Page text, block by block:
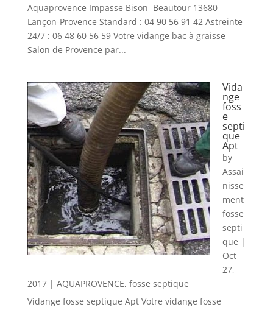
Aquaprovence Impasse Bison Beautour 13680
Lançon-Provence Standard : 04 90 56 91 42 Astreinte
24/7 : 06 48 60 56 59 Votre vidange bac à graisse
Salon de Provence par...
Vida
nge
foss
e
septi
que
Apt
by
Assai
nisse
ment
fosse
septi
que |
Oct
27,
2017| AQUAPROVENCE, fosse septique
Vidange fosse septique Apt Votre vidange fosse